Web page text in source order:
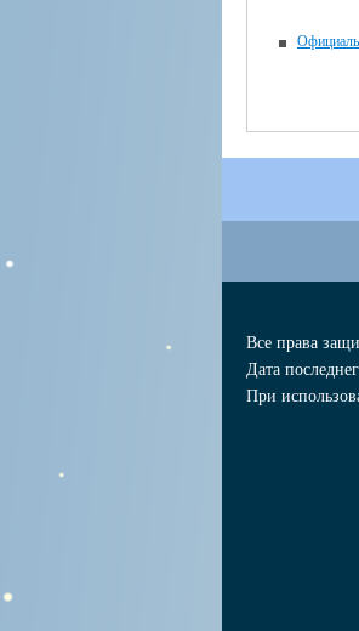
Все права
Дата
При